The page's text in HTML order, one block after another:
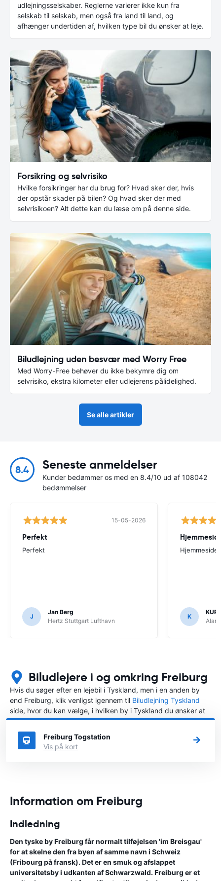
udlejningsselskaber. Reglerne varierer ikke kun fra
selskab til selskab, men også fra land til land, og
afhænger undertiden af, hvilken type bil du ønsker at leje.
Forsikring og selvrisiko
Hvilke forsikringer har du brug for? Hvad sker der, hvis
der opstår skader på bilen? Og hvad sker der med
selvrisikoen? Alt dette kan du læse om på denne side.
Biludlejning uden besvær med Worry Free
Med Worry-Free behøver du ikke bekymre dig om
selvrisiko, ekstra kilometer eller udlejerens pålidelighed.
Se alle artikler
8.4 Seneste anmeldelser
Kunder bedømmer os med en 8.4/10 ud af 108042
bedømmelser
15-05-2026
Perfekt
Perfekt
J
Jan Berg
Hertz Stuttgart Lufthavn
K
Biludlejere i og omkring Freiburg
Hvis du søger efter en lejebil i Tyskland, men i en anden by
end Freiburg, klik venligst igennem til Biludlejning Tyskland
side, hvor du kan vælge, i hvilken by i Tyskland du ønsker at
leje en bil.
Freiburg Togstation
Vis på kort
Information om Freiburg
Indledning
Den tyske by Freiburg får normalt tilføjelsen 'im Breisgau'
for at skelne den fra byen af samme navn i Schweiz
(Fribourg på fransk). Det er en smuk og afslappet
universitetsby i udkanten af Schwarzwald. Freiburg er et